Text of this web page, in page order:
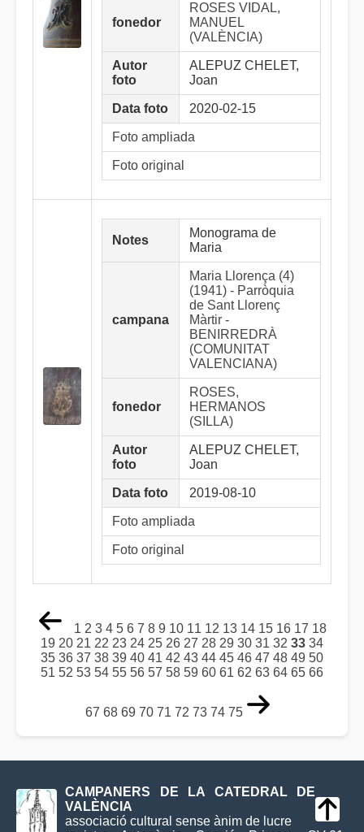
fonedor
ROSES VIDAL,
MANUEL
(VALÈNCIA)
Autor
foto
ALEPUZ CHELET,
Joan
Data foto 2020-02-15
Foto ampliada
Foto original
Notes
Monograma de
Maria
campana
Maria Llorença (4)
(1941) - Parròquia
de Sant Llorenç
Màrtir -
BENIRREDRÀ
(COMUNITAT
VALENCIANA)
fonedor
ROSES,
HERMANOS
(SILLA)
Autor
foto
ALEPUZ CHELET,
Joan
Data foto 2019-08-10
Foto ampliada
Foto original
1 2 3 4 5 6 7 8 9 10 11 12 13 14 15 16 17 18
19 20 21 22 23 24 25 26 27 28 29 30 31 32 33 34
35 36 37 38 39 40 41 42 43 44 45 46 47 48 49 50
51 52 53 54 55 56 57 58 59 60 61 62 63 64 65 66
67 68 69 70 71 72 73 74 75
CAMPANERS DE LA CATEDRAL DE
VALÈNCIA
associació cultural sense ànim de lucre